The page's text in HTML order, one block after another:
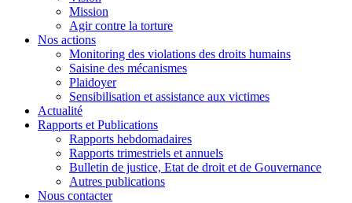
Mission
Agir contre la torture
Nos actions
Monitoring des violations des droits humains
Saisine des mécanismes
Plaidoyer
Sensibilisation et assistance aux victimes
Actualité
Rapports et Publications
Rapports hebdomadaires
Rapports trimestriels et annuels
Bulletin de justice, Etat de droit et de Gouvernance
Autres publications
Nous contacter